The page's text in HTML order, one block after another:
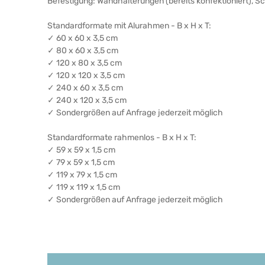
Standardformate mit Alurahmen - B x H x T:
✓ 60 x 60 x 3,5 cm
✓ 80 x 60 x 3,5 cm
✓ 120 x 80 x 3,5 cm
✓ 120 x 120 x 3,5 cm
✓ 240 x 60 x 3,5 cm
✓ 240 x 120 x 3,5 cm
✓ Sondergrößen auf Anfrage jederzeit möglich
Standardformate rahmenlos - B x H x T:
✓ 59 x 59 x 1,5 cm
✓ 79 x 59 x 1,5 cm
✓ 119 x 79 x 1,5 cm
✓ 119 x 119 x 1,5 cm
✓ Sondergrößen auf Anfrage jederzeit möglich